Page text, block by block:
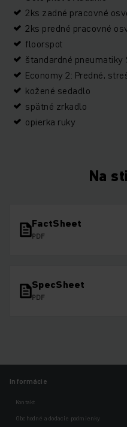
2ks zadné pracovné
2ks predné pracovné
floorspot
štandardné pneumatiky
Economy 2: Predné,
kožené sedadlo
spätné zrkadlo
opierka ruky
Na
FactSheet
PDF
SpecSheet
PDF
Informácie
Kontakt
Obchodné a dodacie podmienky